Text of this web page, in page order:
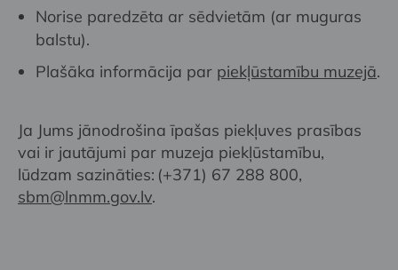
Norise paredzēta ar sēdvietām (ar muguras
balstu).
Plašāka informācija par piekļūstamību muzejā.
Ja Jums jānodrošina īpašas piekļuves prasības
vai ir jautājumi par muzeja piekļūstamību,
lūdzam sazināties: (+371) 67 288 800,
sbm@lnmm.gov.lv.